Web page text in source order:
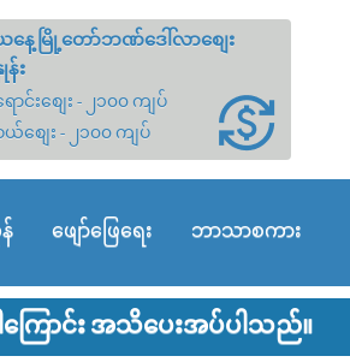
နေ့မြို့တော်ဘဏ်ဒေါ်လာစျေး
န်း
ောင်းစျေး - ၂၁၀၀ ကျပ်
ယ်စျေး - ၂၁၀၀ ကျပ်
ဖျော်ဖြေရေး ဘာသာစကား
ပါကြောင်း အသိပေးအပ်ပါသည်။